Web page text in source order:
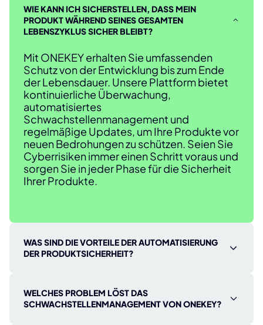
WIE KANN ICH SICHERSTELLEN, DASS MEIN
PRODUKT WÄHREND SEINES GESAMTEN
LEBENSZYKLUS SICHER BLEIBT?
Mit ONEKEY erhalten Sie umfassenden
Schutz von der Entwicklung bis zum Ende
der Lebensdauer. Unsere Plattform bietet
kontinuierliche Überwachung,
automatisiertes
Schwachstellenmanagement und
regelmäßige Updates, um Ihre Produkte vor
neuen Bedrohungen zu schützen. Seien Sie
Cyberrisiken immer einen Schritt voraus und
sorgen Sie in jeder Phase für die Sicherheit
Ihrer Produkte.
WAS SIND DIE VORTEILE DER AUTOMATISIERUNG
DER PRODUKTSICHERHEIT?
Aufgaben, spart Zeit und reduziert Fehler.
ONEKEY automatisiert
WELCHES PROBLEM LÖST DAS
SCHWACHSTELLENMANAGEMENT VON ONEKEY?